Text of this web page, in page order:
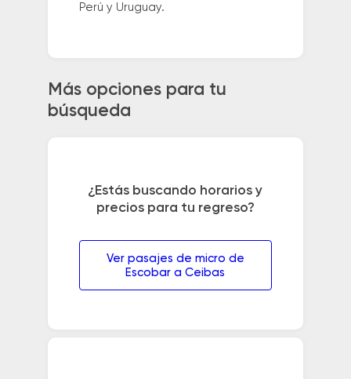
Perú y Uruguay.
Más opciones para tu
búsqueda
¿Estás buscando horarios y
precios para tu regreso?
Ver pasajes de micro de
Escobar a Ceibas